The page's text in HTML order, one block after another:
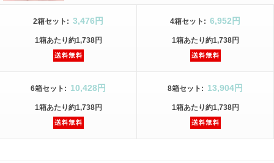
2箱セット : 3,476円
1箱あたり約1,738円
4箱セット : 6,952円
1箱あたり約1,738円
6箱セット : 10,428円
1箱あたり約1,738円
8箱セット : 13,904円
1箱あたり約1,738円